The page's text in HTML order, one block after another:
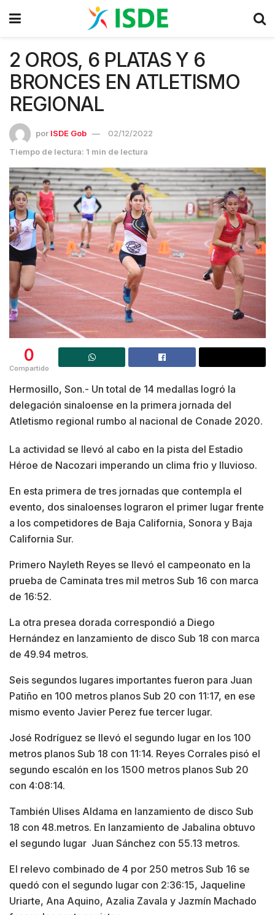
2 OROS, 6 PLATAS Y 6
BRONCES EN ATLETISMO
REGIONAL
por ISDE Gob
02/12/2022
Tiempo de lectura: 1 min de lectura
0
Compartido
Hermosillo, Son.- Un total de 14 medallas logró la
delegación sinaloense en la primera jornada del
Atletismo regional rumbo al nacional de Conade 2020.
La actividad se llevó al cabo en la pista del Estadio
Héroe de Nacozari imperando un clima frio y lluvioso.
En esta primera de tres jornadas que contempla el
evento, dos sinaloenses lograron el primer lugar frente
a los competidores de Baja California, Sonora y Baja
California Sur.
Primero Nayleth Reyes se llevó el campeonato en la
prueba de Caminata tres mil metros Sub 16 con marca
de 16:52.
La otra presea dorada correspondió a Diego
Hernández en lanzamiento de disco Sub 18 con marca
de 49.94 metros.
Seis segundos lugares importantes fueron para Juan
Patiño en 100 metros planos Sub 20 con 11:17, en ese
mismo evento Javier Perez fue tercer lugar.
José Rodríguez se llevó el segundo lugar en los 100
metros planos Sub 18 con 11:14. Reyes Corrales pisó el
segundo escalón en los 1500 metros planos Sub 20
con 4:08:14.
También Ulises Aldama en lanzamiento de disco Sub
18 con 48.metros. En lanzamiento de Jabalina obtuvo
el segundo lugar Juan Sánchez con 55.13 metros.
El relevo combinado de 4 por 250 metros Sub 16 se
quedó con el segundo lugar con 2:36:15, Jaqueline
Uriarte, Ana Aquino, Azalia Zavala y Jazmín Machado